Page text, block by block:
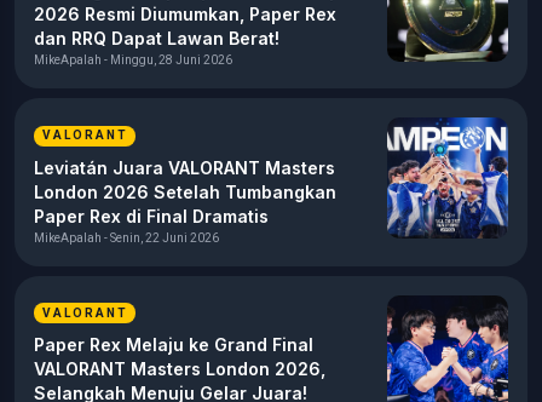
2026 Resmi Diumumkan, Paper Rex
dan RRQ Dapat Lawan Berat!
MikeApalah - Minggu, 28 Juni 2026
VALORANT
Leviatán Juara VALORANT Masters
London 2026 Setelah Tumbangkan
Paper Rex di Final Dramatis
MikeApalah - Senin, 22 Juni 2026
VALORANT
Paper Rex Melaju ke Grand Final
VALORANT Masters London 2026,
Selangkah Menuju Gelar Juara!